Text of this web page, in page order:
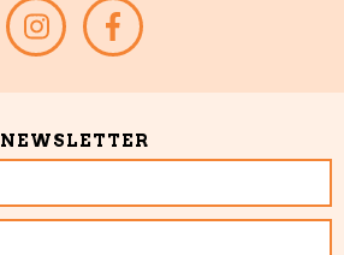
NEWSLETTER